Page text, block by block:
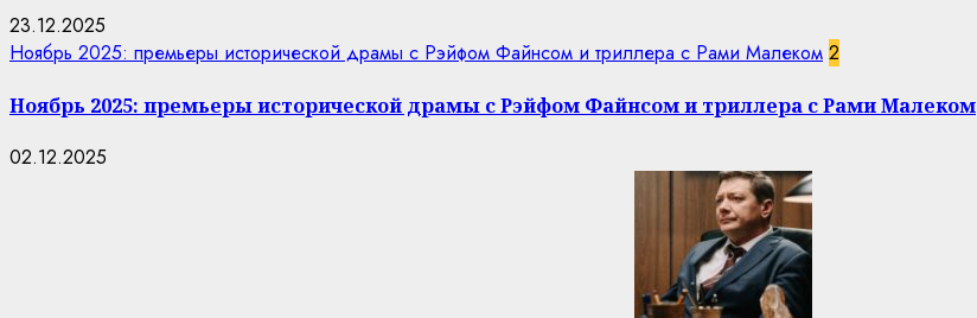
23.12.2025
Ноябрь 2025: премьеры исторической драмы с Рэйфом Файнсом и триллера с Рами Малеком 2
Ноябрь 2025: премьеры исторической драмы с Рэйфом Файнсом и триллера с Рами Малеком
02.12.2025